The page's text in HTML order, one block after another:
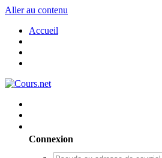
Aller au contenu
Accueil
Connexion